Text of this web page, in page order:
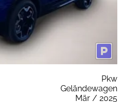
Pkw
Geländewagen
Mär / 2025